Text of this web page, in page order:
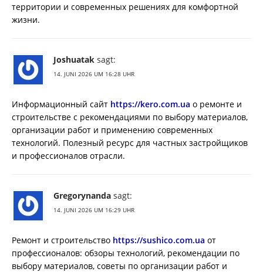
территории и современных решениях для комфортной
жизни.
Joshuatak sagt:
14. JUNI 2026 UM 16:28 UHR
Информационный сайт https://kero.com.ua о ремонте и
строительстве с рекомендациями по выбору материалов,
организации работ и применению современных
технологий. Полезный ресурс для частных застройщиков
и профессионалов отрасли.
Gregorynanda sagt:
14. JUNI 2026 UM 16:29 UHR
Ремонт и строительство https://sushico.com.ua от
профессионалов: обзоры технологий, рекомендации по
выбору материалов, советы по организации работ и